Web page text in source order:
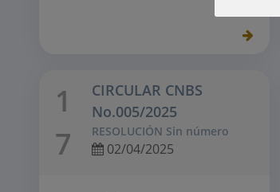
1
7
CIRCULAR CNBS
No.005/2025
RESOLUCIÓN Sin número
02/04/2025